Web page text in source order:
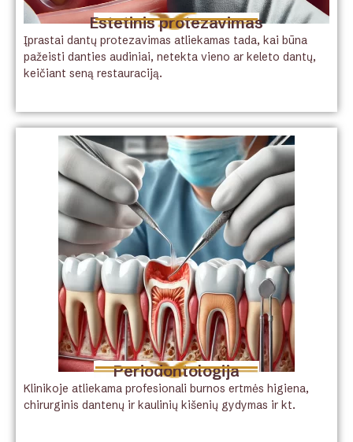
Estetinis protezavimas
Įprastai dantų protezavimas atliekamas tada, kai būna
pažeisti danties audiniai, netekta vieno ar keleto dantų,
keičiant seną restauraciją.
Periodontologija
Klinikoje atliekama profesionali burnos ertmės higiena,
chirurginis dantenų ir kaulinių kišenių gydymas ir kt.